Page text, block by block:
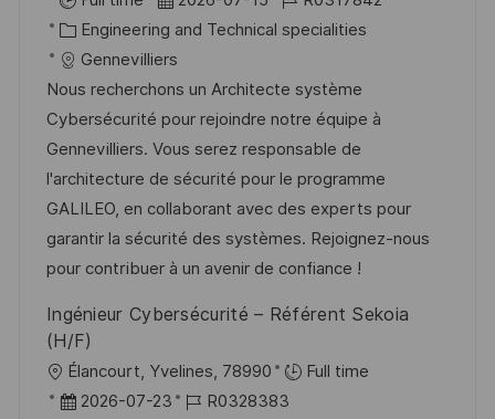
f
e
n
t
l
i
c
h
u
n
g
t
a
t
u
m
d
e
r
V
e
ö
o
-
I
D
K
a
t
e
g
o
r
i
e
Engineering and Technical specialities
Gennevilliers
Nous recherchons un Architecte système
Cybersécurité pour rejoindre notre équipe à
Gennevilliers. Vous serez responsable de
l'architecture de sécurité pour le programme
GALILEO, en collaborant avec des experts pour
garantir la sécurité des systèmes. Rejoignez-nous
pour contribuer à un avenir de confiance !
Ingénieur Cybersécurité – Référent Sekoia
(H/F)
O
r
Élancourt, Yvelines, 78990
Full time
D 2026-07-23
J
R0328383